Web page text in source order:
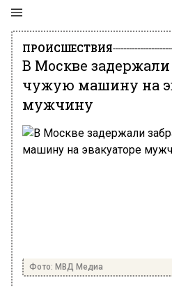
ПРОИСШЕСТВИЯ
В Москве задержали
чужую машину на
мужчину
Фото: МВД Медиа